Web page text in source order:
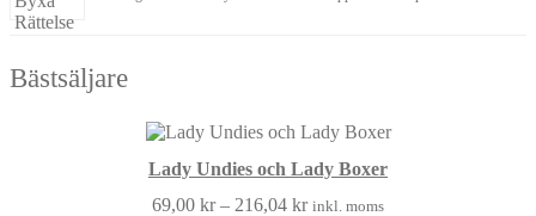
Bästsäljare
Lady Undies och Lady Boxer
69,00 kr– 216,04 kr inkl. moms